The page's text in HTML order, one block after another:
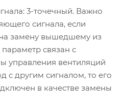
3-точечный. Важно
сигнала, если
замену вышедшему из
связан с
управления вентиляций
с другим сигналом, то его
в качестве замены